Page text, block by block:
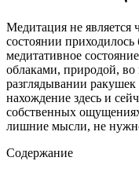
Медитация не является
состоянии
медитативное
облаками, природой, во
разглядывании
нахождение здесь и
собственных
лишние мысли, не
Содержание